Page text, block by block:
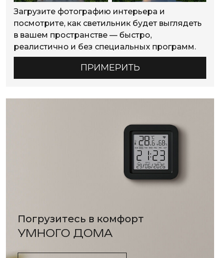
Загрузите фотографию интерьера и
посмотрите, как светильник будет выглядеть
в вашем пространстве — быстро,
реалистично и без специальных программ.
ПРИМЕРИТЬ
Погрузитесь в комфорт
УМНОГО ДОМА